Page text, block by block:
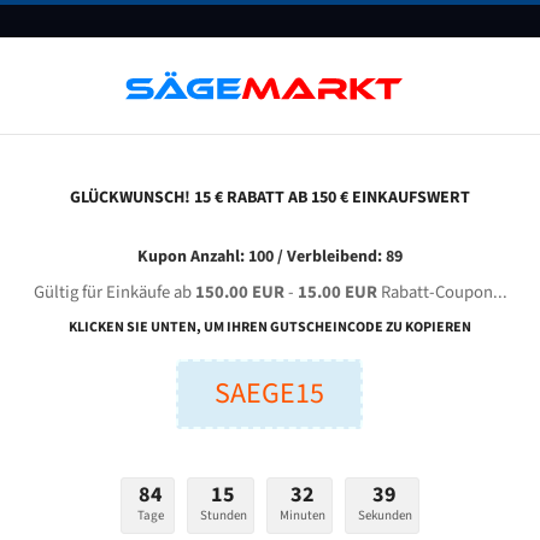
FAQ GUTSCHEINE BLOG KONTAKT
Machinery SH - 4033 SA für 4242 mm Bi-Metall
Breite (mm):
GLÜCKWUNSCH! 15 € RABATT AB 150 € EINKAUFSWERT
Kupon Anzahl: 100 / Verbleibend: 89
Gültig für Einkäufe ab150.00 EUR- 15.00 EURRabatt-Coupon...
KLICKEN SIE UNTEN, UM IHREN GUTSCHEINCODE ZU KOPIEREN
SAEGE15
84
Tage
15
Stunden
32
Minuten
38
Sekunden